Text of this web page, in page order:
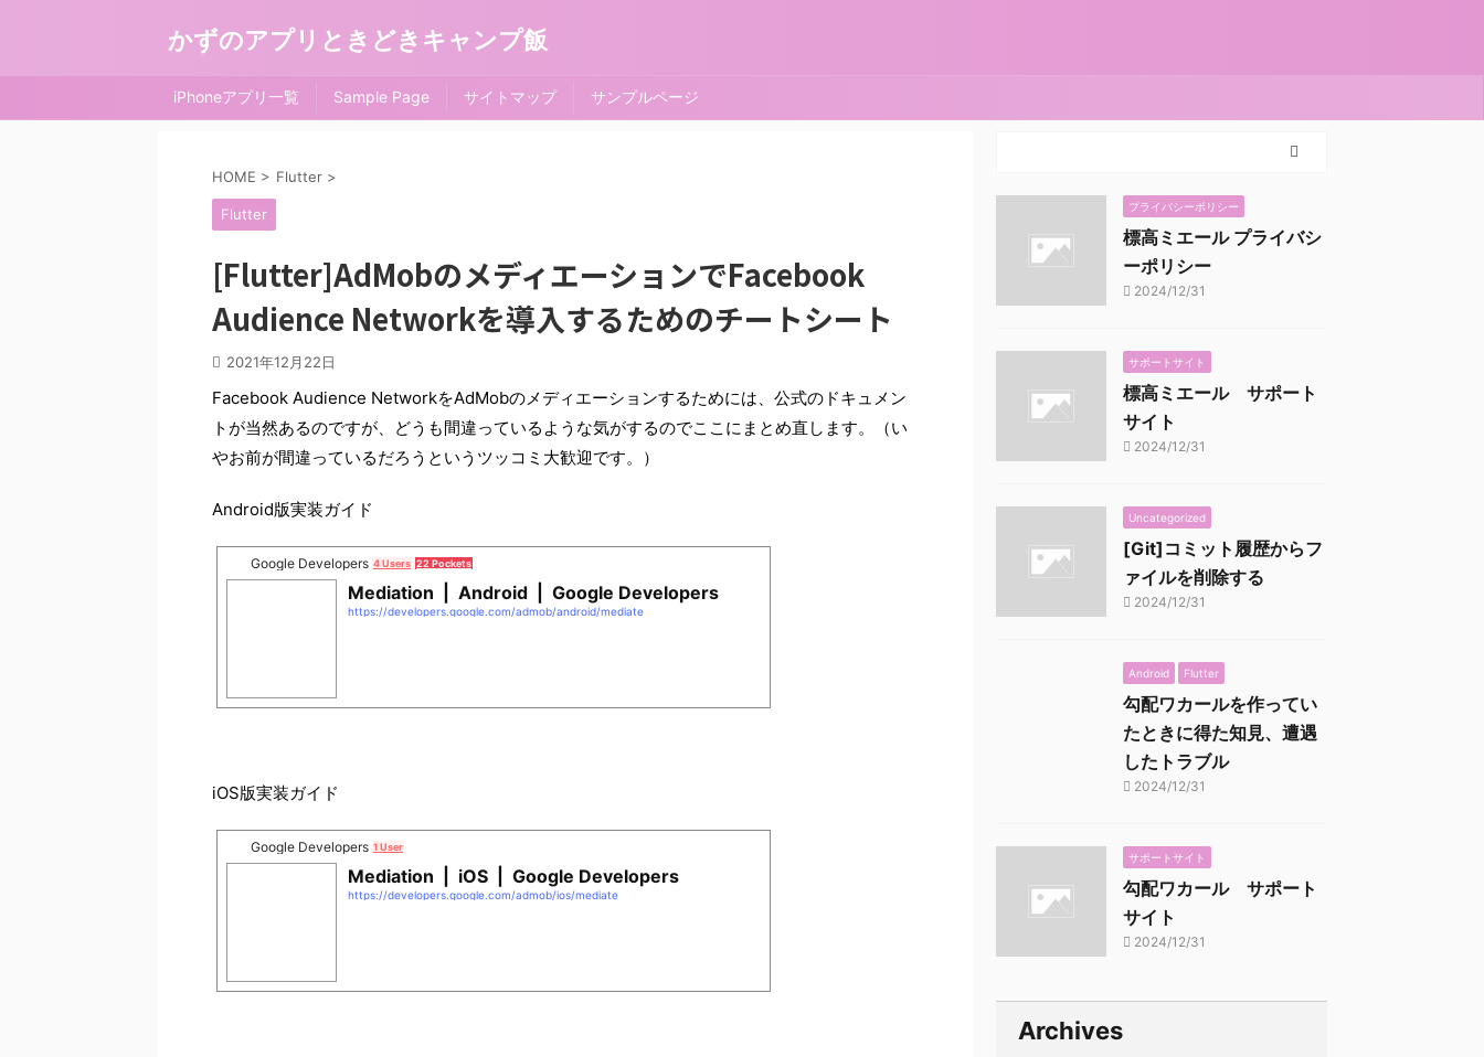
かずのアプリときどきキャンプ飯
iPhoneアプリ一覧 Sample Page サイトマップ サンプルページ
HOME > Flutter >
Flutter
[Flutter]AdMobのメディエーションでFacebook
Audience Networkを導入するためのチートシート
2021年12月22日
Facebook Audience NetworkをAdMobのメディエーションするためには、公式のドキュメン
トが当然あるのですが、どうも間違っているような気がするのでここにまとめ直します。（い
やお前が間違っているだろうというツッコミ大歓迎です。）
Android版実装ガイド
Google Developers 4 Users 22 Pockets
Mediation | Android | Google Developers
https://developers.google.com/admob/android/mediate
iOS版実装ガイド
Google Developers 1 User
Mediation | iOS | Google Developers
https://developers.google.com/admob/ios/mediate
プライバシーポリシー
標高ミエール プライバシ
ーポリシー
2024/12/31
サポートサイト
標高ミエール サポート
サイト
2024/12/31
Uncategorized
[Git]コミット履歴からフ
ァイルを削除する
2024/12/31
Android Flutter
勾配ワカールを作ってい
たときに得た知見、遭遇
したトラブル
2024/12/31
サポートサイト
勾配ワカール サポート
サイト
2024/12/31
Archives